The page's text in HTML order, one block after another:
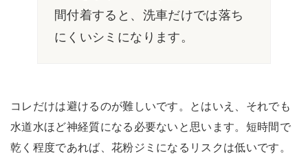
間付着すると、洗車だけでは落ち
にくいシミになります。
コレだけは避けるのが難しいです。とはいえ、それでも
水道水ほど神経質になる必要ないと思います。短時間で
乾く程度であれば、花粉ジミになるリスクは低いです。